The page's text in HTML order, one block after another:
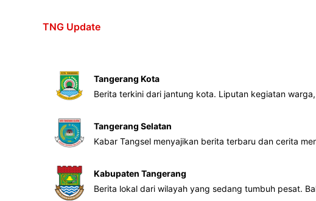
TNG Update
Tangerang Kota
Berita terkini dari jantung kota. Liputan kegiatan
Tangerang Selatan
Kabar Tangsel menyajikan berita terbaru dan cerita
Kabupaten Tangerang
Berita lokal dari wilayah yang sedang tumbuh pesat.